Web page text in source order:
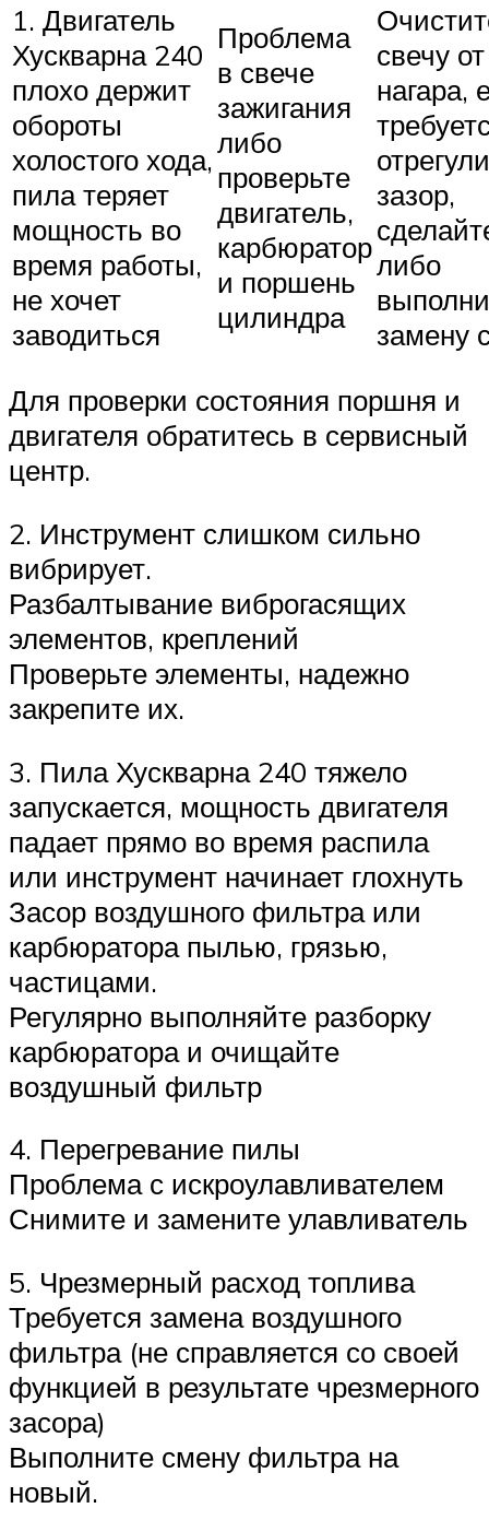
1. Двигатель
Хускварна 240
плохо держит
обороты
холостого хода,
пила теряет
мощность во
время работы,
не хочет
заводиться
Проблема
в свече
зажигания
либо
проверьте
двигатель,
карбюратор
и поршень
цилиндра
свечу от
нагара,
зазор,
либо
замену
Для проверки состояния поршня и
двигателя обратитесь в сервисный
центр.
2. Инструмент слишком сильно
вибрирует.
Разбалтывание виброгасящих
элементов, креплений
Проверьте элементы, надежно
закрепите их.
3. Пила Хускварна 240 тяжело
запускается, мощность двигателя
падает прямо во время распила
или инструмент начинает глохнуть
Засор воздушного фильтра или
карбюратора пылью, грязью,
частицами.
Регулярно выполняйте разборку
карбюратора и очищайте
воздушный фильтр
4. Перегревание пилы
Проблема с искроулавливателем
Снимите и замените улавливатель
5. Чрезмерный расход топлива
Требуется замена воздушного
фильтра (не справляется со своей
функцией в результате чрезмерного
засора)
Выполните смену фильтра на
новый.